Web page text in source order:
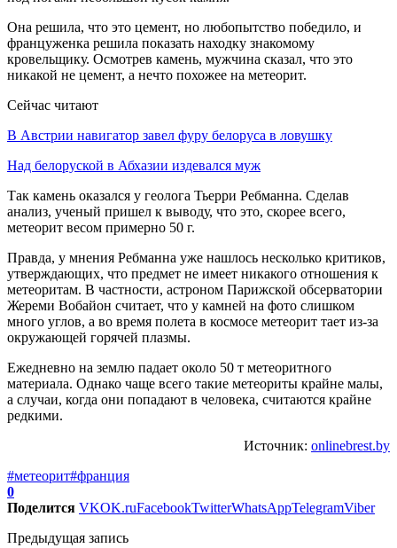
Она решила, что это цемент, но любопытство победило, и
француженка решила показать находку знакомому
кровельщику. Осмотрев камень, мужчина сказал, что это
никакой не цемент, а нечто похожее на метеорит.
Сейчас читают
В Австрии навигатор завел фуру белоруса в ловушку
Над белоруской в Абхазии издевался муж
Так камень оказался у геолога Тьерри Ребманна. Сделав
анализ, ученый пришел к выводу, что это, скорее всего,
метеорит весом примерно 50 г.
Правда, у мнения Ребманна уже нашлось несколько критиков,
утверждающих, что предмет не имеет никакого отношения к
метеоритам. В частности, астроном Парижской обсерватории
Жереми Вобайон считает, что у камней на фото слишком
много углов, а во время полета в космосе метеорит тает из-за
окружающей горячей плазмы.
Ежедневно на землю падает около 50 т метеоритного
материала. Однако чаще всего такие метеориты крайне малы,
а случаи, когда они попадают в человека, считаются крайне
редкими.
Источник: onlinebrest.by
#метеорит#франция
0
Поделится VKOK.ruFacebookTwitterWhatsAppTelegramViber
Предыдущая запись